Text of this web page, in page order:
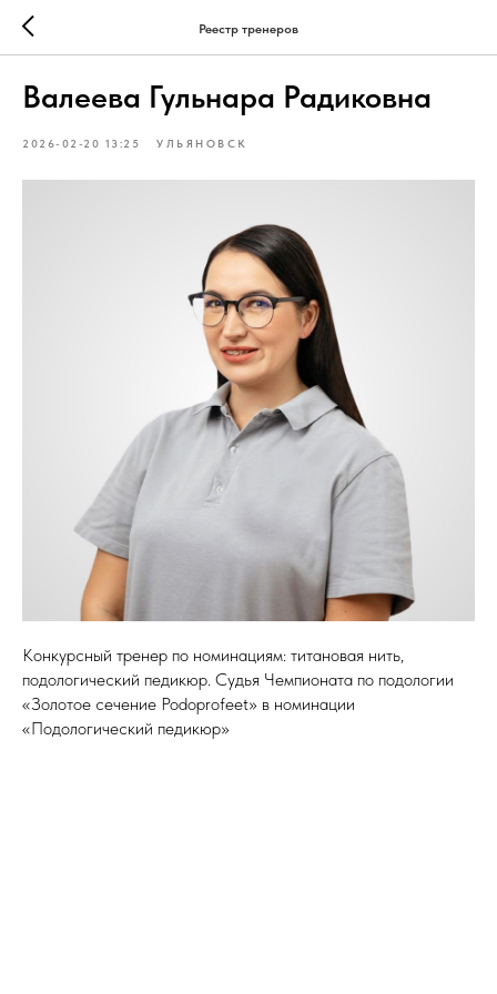
Реестр тренеров
Валеева Гульнара Радиковна
2026-02-20 13:25 УЛЬЯНОВСК
Конкурсный тренер по номинациям: титановая нить,
подологический педикюр. Судья Чемпионата по подологии
«Золотое сечение Podoprofeet» в номинации
«Подологический педикюр»